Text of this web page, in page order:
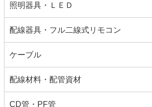
照明器具・ＬＥＤ
配線器具・フル二線式リモコン
ケーブル
配線材料・配管資材
CD管・PF管